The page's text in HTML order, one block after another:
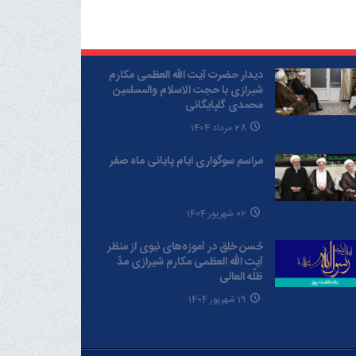
دیدار حضرت آیت الله العظمی مکارم
شیرازی با حجت الاسلام والمسلمین
محمدی گلپایگانی
28 مرداد 1404
مراسم سوگواری ایام پایانی ماه صفر
02 شهریور 1404
حُسن خلق در آموزه‌های نبوی از منظر
آیت الله العظمی مکارم شیرازی مدّ
ظلّه العالی
19 شهریور 1404